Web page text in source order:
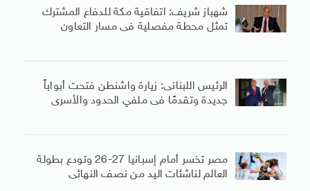
شهباز شريف: اتفاقية مكة للدفاع المشترك
تمثل محطة مفصلية فى مسار التعاون
الرئيس اللبنانى: زيارة واشنطن فتحت أبواباً
جديدة وتقدمًا فى ملفي الحدود والأسرى
مصر تخسر أمام إسبانيا 27-26 وتودع بطولة
العالم لناشئات اليد من نصف النهائى